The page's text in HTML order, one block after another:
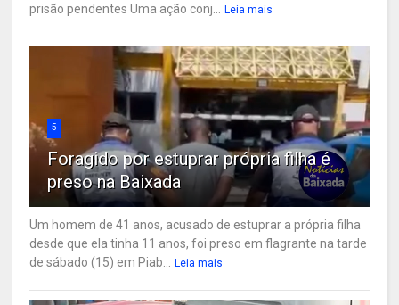
prisão pendentes Uma ação conj...
Leia mais
5
Foragido por estuprar própria filha é
preso na Baixada
Um homem de 41 anos, acusado de estuprar a própria filha
desde que ela tinha 11 anos, foi preso em flagrante na tarde
de sábado (15) em Piab...
Leia mais